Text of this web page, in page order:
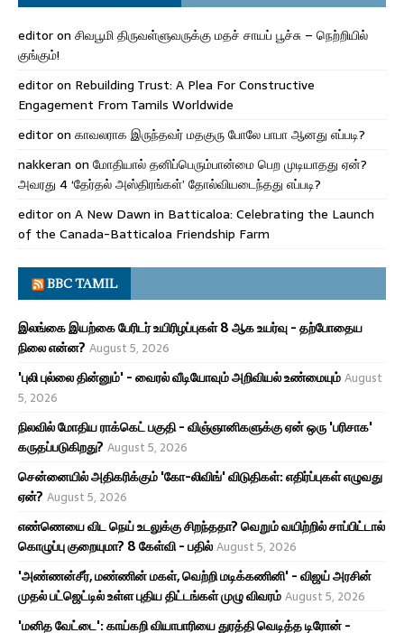
editoron சிவபூமி திருவள்ளுவருக்கு மதச் சாயப் பூச்சு – நெற்றியில்
குங்கும்!
editoron Rebuilding Trust: A Plea For Constructive
Engagement From Tamils Worldwide
editoron காவலராக இருந்தவர் மதகுரு போலே பாபா ஆனது எப்படி?
nakkeran on மோதியால் தனிப்பெரும்பான்மை பெற முடியாதது ஏன்?
அவரது 4 ‘தேர்தல் அஸ்திரங்கள்’ தோல்வியடைந்தது எப்படி?
editoron A New Dawn in Batticaloa: Celebrating the Launch
of the Canada-Batticaloa Friendship Farm
BBC TAMIL
இலங்கை இயற்கை பேரிடர் உயிரிழப்புகள் 8 ஆக உயர்வு - தற்போதைய
நிலை என்ன? August 5, 2026
'புலி புல்லை தின்னும்' - வைரல் வீடியோவும் அறிவியல் உண்மையும்August
5, 2026
நிலவில் மோதிய ராக்கெட் பகுதி - விஞ்ஞானிகளுக்கு ஏன் ஒரு 'பரிசாக'
கருதப்படுகிறது? August 5, 2026
சென்னையில் அதிகரிக்கும் 'கோ-லிவிங்' விடுதிகள்: எதிர்ப்புகள் எழுவது
ஏன்? August 5, 2026
எண்ணெயை விட நெய் உடலுக்கு சிறந்ததா? வெறும் வயிற்றில் சாப்பிட்டால்
கொழுப்பு குறையுமா? 8 கேள்வி - பதில்August 5, 2026
'அண்ணன்சீர், மண்ணின் மகள், வெற்றி மடிக்கணினி' - விஜய் அரசின்
முதல் பட்ஜெட்டில் உள்ள புதிய திட்டங்கள் முழு விவரம்August 5, 2026
'மனித வேட்டை': காய்கறி வியாபாரியை துரத்தி வெடித்த டிரோன் -